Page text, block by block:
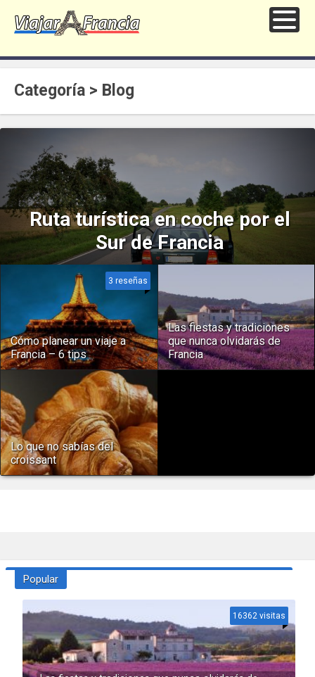
Categoría > Blog
Ruta turística en coche por el
Sur de Francia
Cómo planear un viaje a
Francia – 6 tips
3 reseñas
Las fiestas y tradiciones
que nunca olvidarás de
Francia
Lo que no sabías del
croissant
Popular
16362 visitas